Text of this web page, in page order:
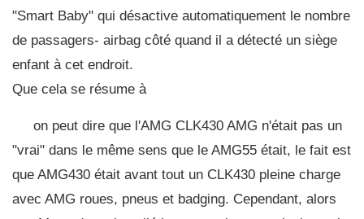
"Smart Baby" qui désactive automatiquement le nombre
de passagers- airbag côté quand il a détecté un siège
enfant à cet endroit.
Que cela se résume à
on peut dire que l'AMG CLK430 AMG n'était pas un
"vrai" dans le même sens que le AMG55 était, le fait est
que AMG430 était avant tout un CLK430 pleine charge
avec AMG roues, pneus et badging. Cependant, alors